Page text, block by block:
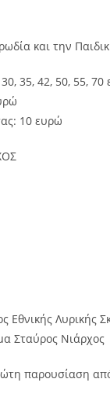
και την
35, 42, 50, 55, 70
10 ευρώ
Εθνικής Λυρικής
Σταύρος Νιάρχος
παρουσίαση